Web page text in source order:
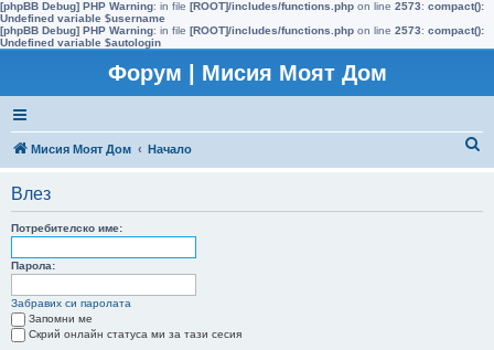
[phpBB Debug] PHP Warning: in file [ROOT]/includes/functions.php on line 2573: compact():
Undefined variable $username
[phpBB Debug] PHP Warning: in file [ROOT]/includes/functions.php on line 2573: compact():
Undefined variable $autologin
Форум | Мисия Моят Дом
Мисия Моят Дом Начало
Влез
Потребителско име:
Парола:
Забравих си паролата
Запомни ме
Скрий онлайн статуса ми за тази сесия